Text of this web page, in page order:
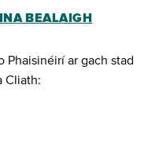
BEALAIGH
Phaisinéirí ar gach stad
Cliath: